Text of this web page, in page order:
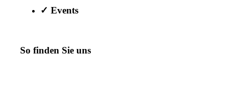
✓ Events
So finden Sie uns